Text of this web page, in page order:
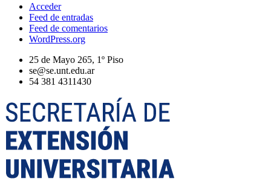
Acceder
Feed de entradas
Feed de comentarios
WordPress.org
25 de Mayo 265, 1º Piso
se@se.unt.edu.ar
54 381 4311430